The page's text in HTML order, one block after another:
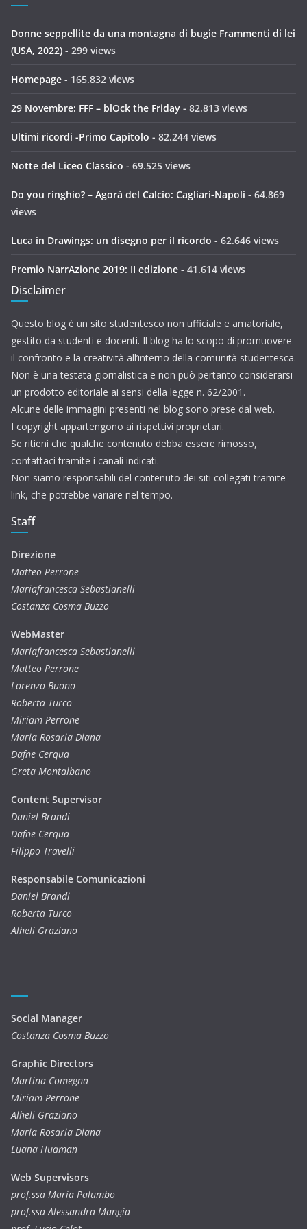
Donne seppellite da una montagna di bugie Frammenti di lei
(USA, 2022) - 299 views
Homepage - 165.832 views
29 Novembre: FFF – blOck the Friday - 82.813 views
Ultimi ricordi -Primo Capitolo - 82.244 views
Notte del Liceo Classico - 69.525 views
Do you ringhio? – Agorà del Calcio: Cagliari-Napoli - 64.869
views
Luca in Drawings: un disegno per il ricordo - 62.646 views
Premio NarrAzione 2019: II edizione - 41.614 views
Disclaimer
Questo blog è un sito studentesco non ufficiale e amatoriale,
gestito da studenti e docenti. Il blog ha lo scopo di promuovere
il confronto e la creatività all’interno della comunità studentesca.
Non è una testata giornalistica e non può pertanto considerarsi
un prodotto editoriale ai sensi della legge n. 62/2001.
Alcune delle immagini presenti nel blog sono prese dal web.
I copyright appartengono ai rispettivi proprietari.
Se ritieni che qualche contenuto debba essere rimosso,
contattaci tramite i canali indicati.
Non siamo responsabili del contenuto dei siti collegati tramite
link, che potrebbe variare nel tempo.
Staff
Direzione
Matteo Perrone
Mariafrancesca Sebastianelli
Costanza Cosma Buzzo
WebMaster
Mariafrancesca Sebastianelli
Matteo Perrone
Lorenzo Buono
Roberta Turco
Miriam Perrone
Maria Rosaria Diana
Dafne Cerqua
Greta Montalbano
Content Supervisor
Daniel Brandi
Dafne Cerqua
Filippo Travelli
Responsabile Comunicazioni
Daniel Brandi
Roberta Turco
Alheli Graziano
Social Manager
Costanza Cosma Buzzo
Graphic Directors
Martina Comegna
Miriam Perrone
Alheli Graziano
Maria Rosaria Diana
Luana Huaman
Web Supervisors
prof.ssa Maria Palumbo
prof.ssa Alessandra Mangia